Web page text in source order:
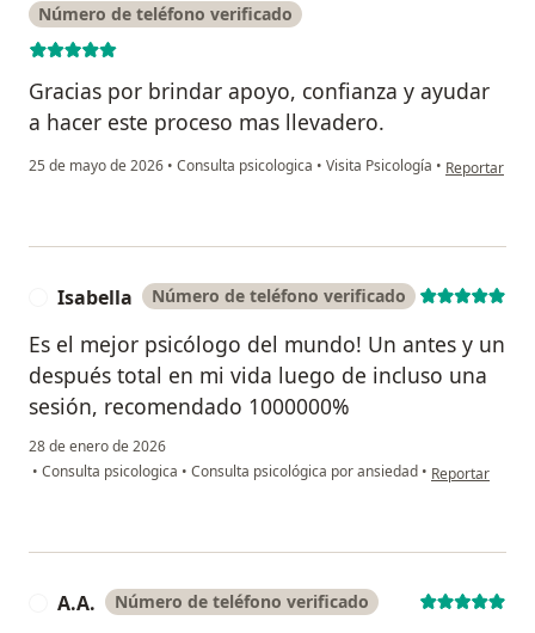
Número de teléfono verificado
Gracias por brindar apoyo, confianza y ayudar
a hacer este proceso mas llevadero.
25 de mayo de 2026 • Consulta psicologica • Visita Psicología • en opinión
Reportar
Isabella Número de teléfono verificado
Es el mejor psicólogo del mundo! Un antes y un
después total en mi vida luego de incluso una
sesión, recomendado 1000000%
28 de enero de 2026
• Consulta psicologica • Consulta psicológica por ansiedad • en opinión del
Reportar
A.A. Número de teléfono verificado